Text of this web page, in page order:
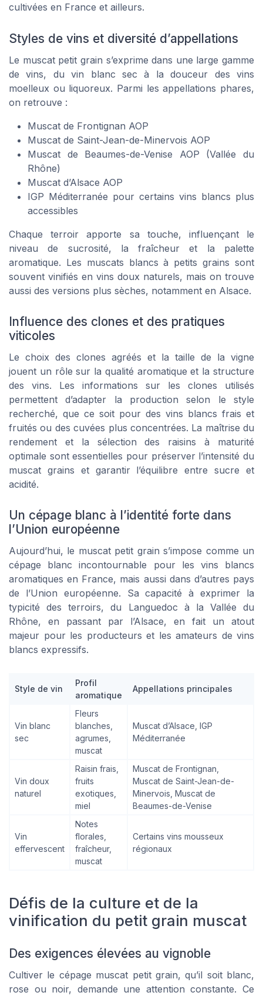
cultivées en France et ailleurs.
Styles de vins et diversité d’appellations
Le muscat petit grain s’exprime dans une large gamme
de vins, du vin blanc sec à la douceur des vins
moelleux ou liquoreux. Parmi les appellations phares,
on retrouve :
Muscat de Frontignan AOP
Muscat de Saint-Jean-de-Minervois AOP
Muscat de Beaumes-de-Venise AOP (Vallée du
Rhône)
Muscat d’Alsace AOP
IGP Méditerranée pour certains vins blancs plus
accessibles
Chaque terroir apporte sa touche, influençant le
niveau de sucrosité, la fraîcheur et la palette
aromatique. Les muscats blancs à petits grains sont
souvent vinifiés en vins doux naturels, mais on trouve
aussi des versions plus sèches, notamment en Alsace.
Influence des clones et des pratiques
viticoles
Le choix des clones agréés et la taille de la vigne
jouent un rôle sur la qualité aromatique et la structure
des vins. Les informations sur les clones utilisés
permettent d’adapter la production selon le style
recherché, que ce soit pour des vins blancs frais et
fruités ou des cuvées plus concentrées. La maîtrise du
rendement et la sélection des raisins à maturité
optimale sont essentielles pour préserver l’intensité du
muscat grains et garantir l’équilibre entre sucre et
acidité.
Un cépage blanc à l’identité forte dans
l’Union européenne
Aujourd’hui, le muscat petit grain s’impose comme un
cépage blanc incontournable pour les vins blancs
aromatiques en France, mais aussi dans d’autres pays
de l’Union européenne. Sa capacité à exprimer la
typicité des terroirs, du Languedoc à la Vallée du
Rhône, en passant par l’Alsace, en fait un atout
majeur pour les producteurs et les amateurs de vins
blancs expressifs.
Style de vin
Profil
aromatique
Appellations principales
Vin blanc
sec
Fleurs
blanches,
agrumes,
muscat
Muscat d’Alsace, IGP
Méditerranée
Vin doux
naturel
Raisin frais,
fruits
exotiques,
miel
Muscat de Frontignan,
Muscat de Saint-Jean-de-
Minervois, Muscat de
Beaumes-de-Venise
Vin
effervescent
Notes
florales,
fraîcheur,
muscat
Certains vins mousseux
régionaux
Défis de la culture et de la
vinification du petit grain muscat
Des exigences élevées au vignoble
Cultiver le cépage muscat petit grain, qu’il soit blanc,
rose ou noir, demande une attention constante. Ce